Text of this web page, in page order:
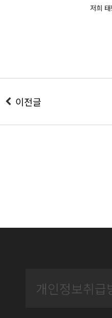
저희
이전글
개인정보취급